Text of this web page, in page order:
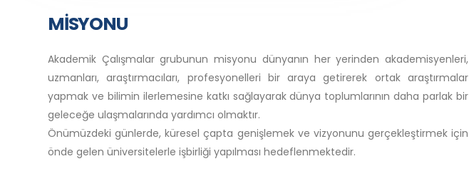
MİSYONU
Akademik Çalışmalar grubunun misyonu dünyanın her yerinden akademisyenleri,
uzmanları, araştırmacıları, profesyonelleri bir araya getirerek ortak araştırmalar
yapmak ve bilimin ilerlemesine katkı sağlayarak dünya toplumlarının daha parlak bir
geleceğe ulaşmalarında yardımcı olmaktır.
Önümüzdeki günlerde, küresel çapta genişlemek ve vizyonunu gerçekleştirmek için
önde gelen üniversitelerle işbirliği yapılması hedeflenmektedir.